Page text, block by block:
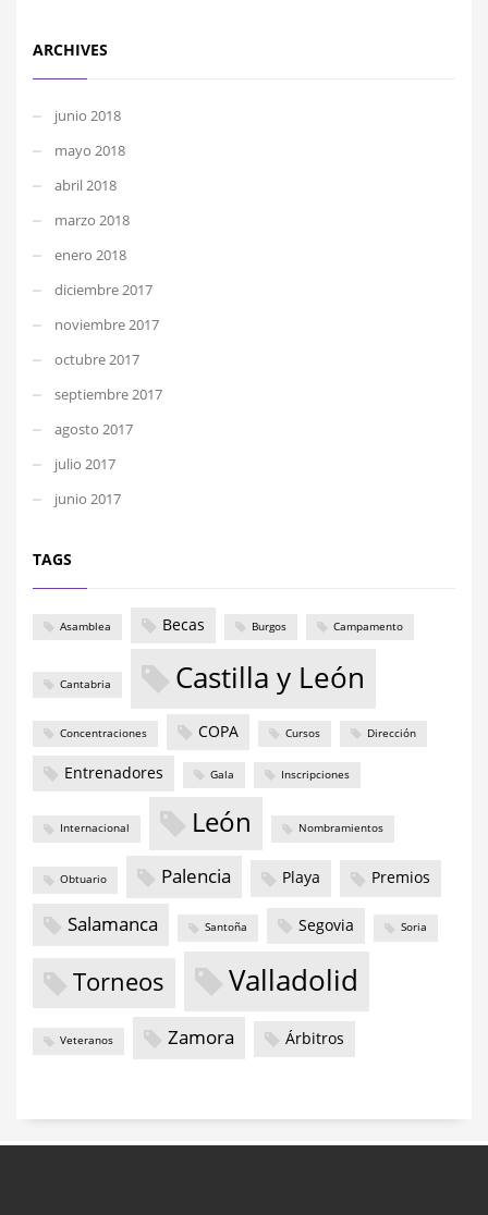
ARCHIVES
junio 2018
mayo 2018
abril 2018
marzo 2018
enero 2018
diciembre 2017
noviembre 2017
octubre 2017
septiembre 2017
agosto 2017
julio 2017
junio 2017
TAGS
Asamblea Becas Burgos Campamento
Cantabria Castilla y León
Concentraciones COPA Cursos Dirección
Entrenadores Gala Inscripciones
Internacional León Nombramientos
Obtuario Palencia Playa Premios
Salamanca Santoña Segovia Soria
Torneos Valladolid
Veteranos Zamora Árbitros